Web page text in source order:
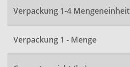
Verpackung 1-4 Mengeneinheit
Verpackung 1 - Menge